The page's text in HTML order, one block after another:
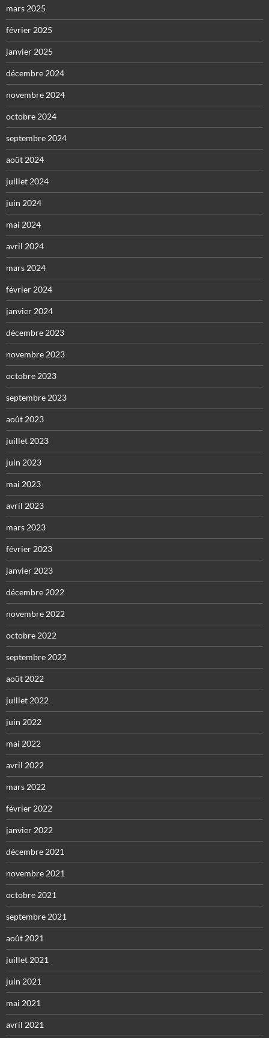
mars 2025
février 2025
janvier 2025
décembre 2024
novembre 2024
octobre 2024
septembre 2024
août 2024
juillet 2024
juin 2024
mai 2024
avril 2024
mars 2024
février 2024
janvier 2024
décembre 2023
novembre 2023
octobre 2023
septembre 2023
août 2023
juillet 2023
juin 2023
mai 2023
avril 2023
mars 2023
février 2023
janvier 2023
décembre 2022
novembre 2022
octobre 2022
septembre 2022
août 2022
juillet 2022
juin 2022
mai 2022
avril 2022
mars 2022
février 2022
janvier 2022
décembre 2021
novembre 2021
octobre 2021
septembre 2021
août 2021
juillet 2021
juin 2021
mai 2021
avril 2021